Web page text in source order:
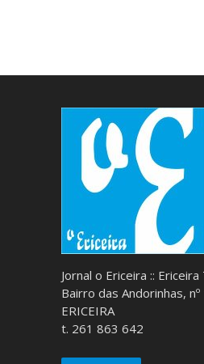
Jornal o Ericeira :: Ericeira
Bairro das Andorinhas, nº
ERICEIRA
t. 261 863 642